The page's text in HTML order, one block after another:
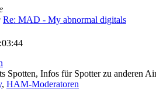
Re: MAD - My abnormal digitals
Spotten, Infos für Spotter zu anderen
, HAM-Moderatoren